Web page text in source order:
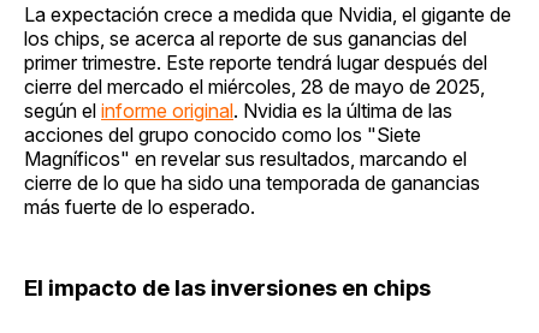
La expectación crece a medida que Nvidia, el gigante de
los chips, se acerca al reporte de sus ganancias del
primer trimestre. Este reporte tendrá lugar después del
cierre del mercado el miércoles, 28 de mayo de 2025,
según el informe original. Nvidia es la última de las
acciones del grupo conocido como los "Siete
Magníficos" en revelar sus resultados, marcando el
cierre de lo que ha sido una temporada de ganancias
más fuerte de lo esperado.
El impacto de las inversiones en chips